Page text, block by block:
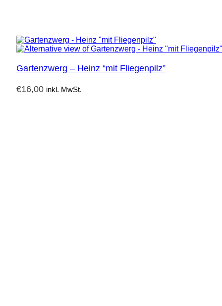
Gartenzwerg – Heinz “mit Fliegenpilz”
€16,00 inkl. MwSt.